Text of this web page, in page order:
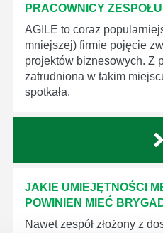
PRACOWNICY
AGILE to coraz
mniejszej) firmie pojęcie
projektów biznesowych. Z
zatrudniona w takim
spotkała.
JAKIE UMIEJĘTNOŚCI
POWINIEN MIEĆ
Nawet zespół złożony z